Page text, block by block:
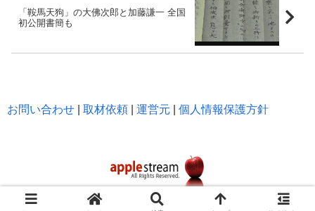
「鞍馬天狗」の大佛次郎と加藤謙一 全国
初公開書簡も
お問い合わせ 取材依頼 運営元 個人情報保護方針